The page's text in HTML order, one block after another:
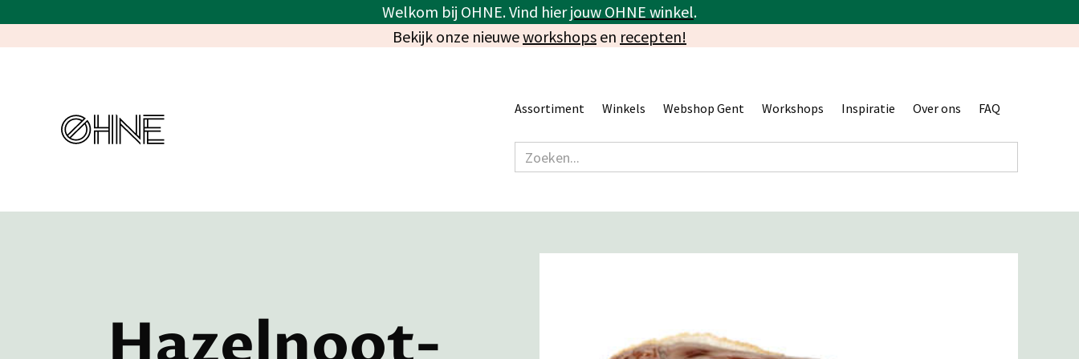
Welkom bij OHNE. Vind hierjouw OHNE winkel.
Bekijk onze nieuweworkshops en recepten!
Assortiment Winkels Webshop Gent Workshops Inspiratie Over ons FAQ